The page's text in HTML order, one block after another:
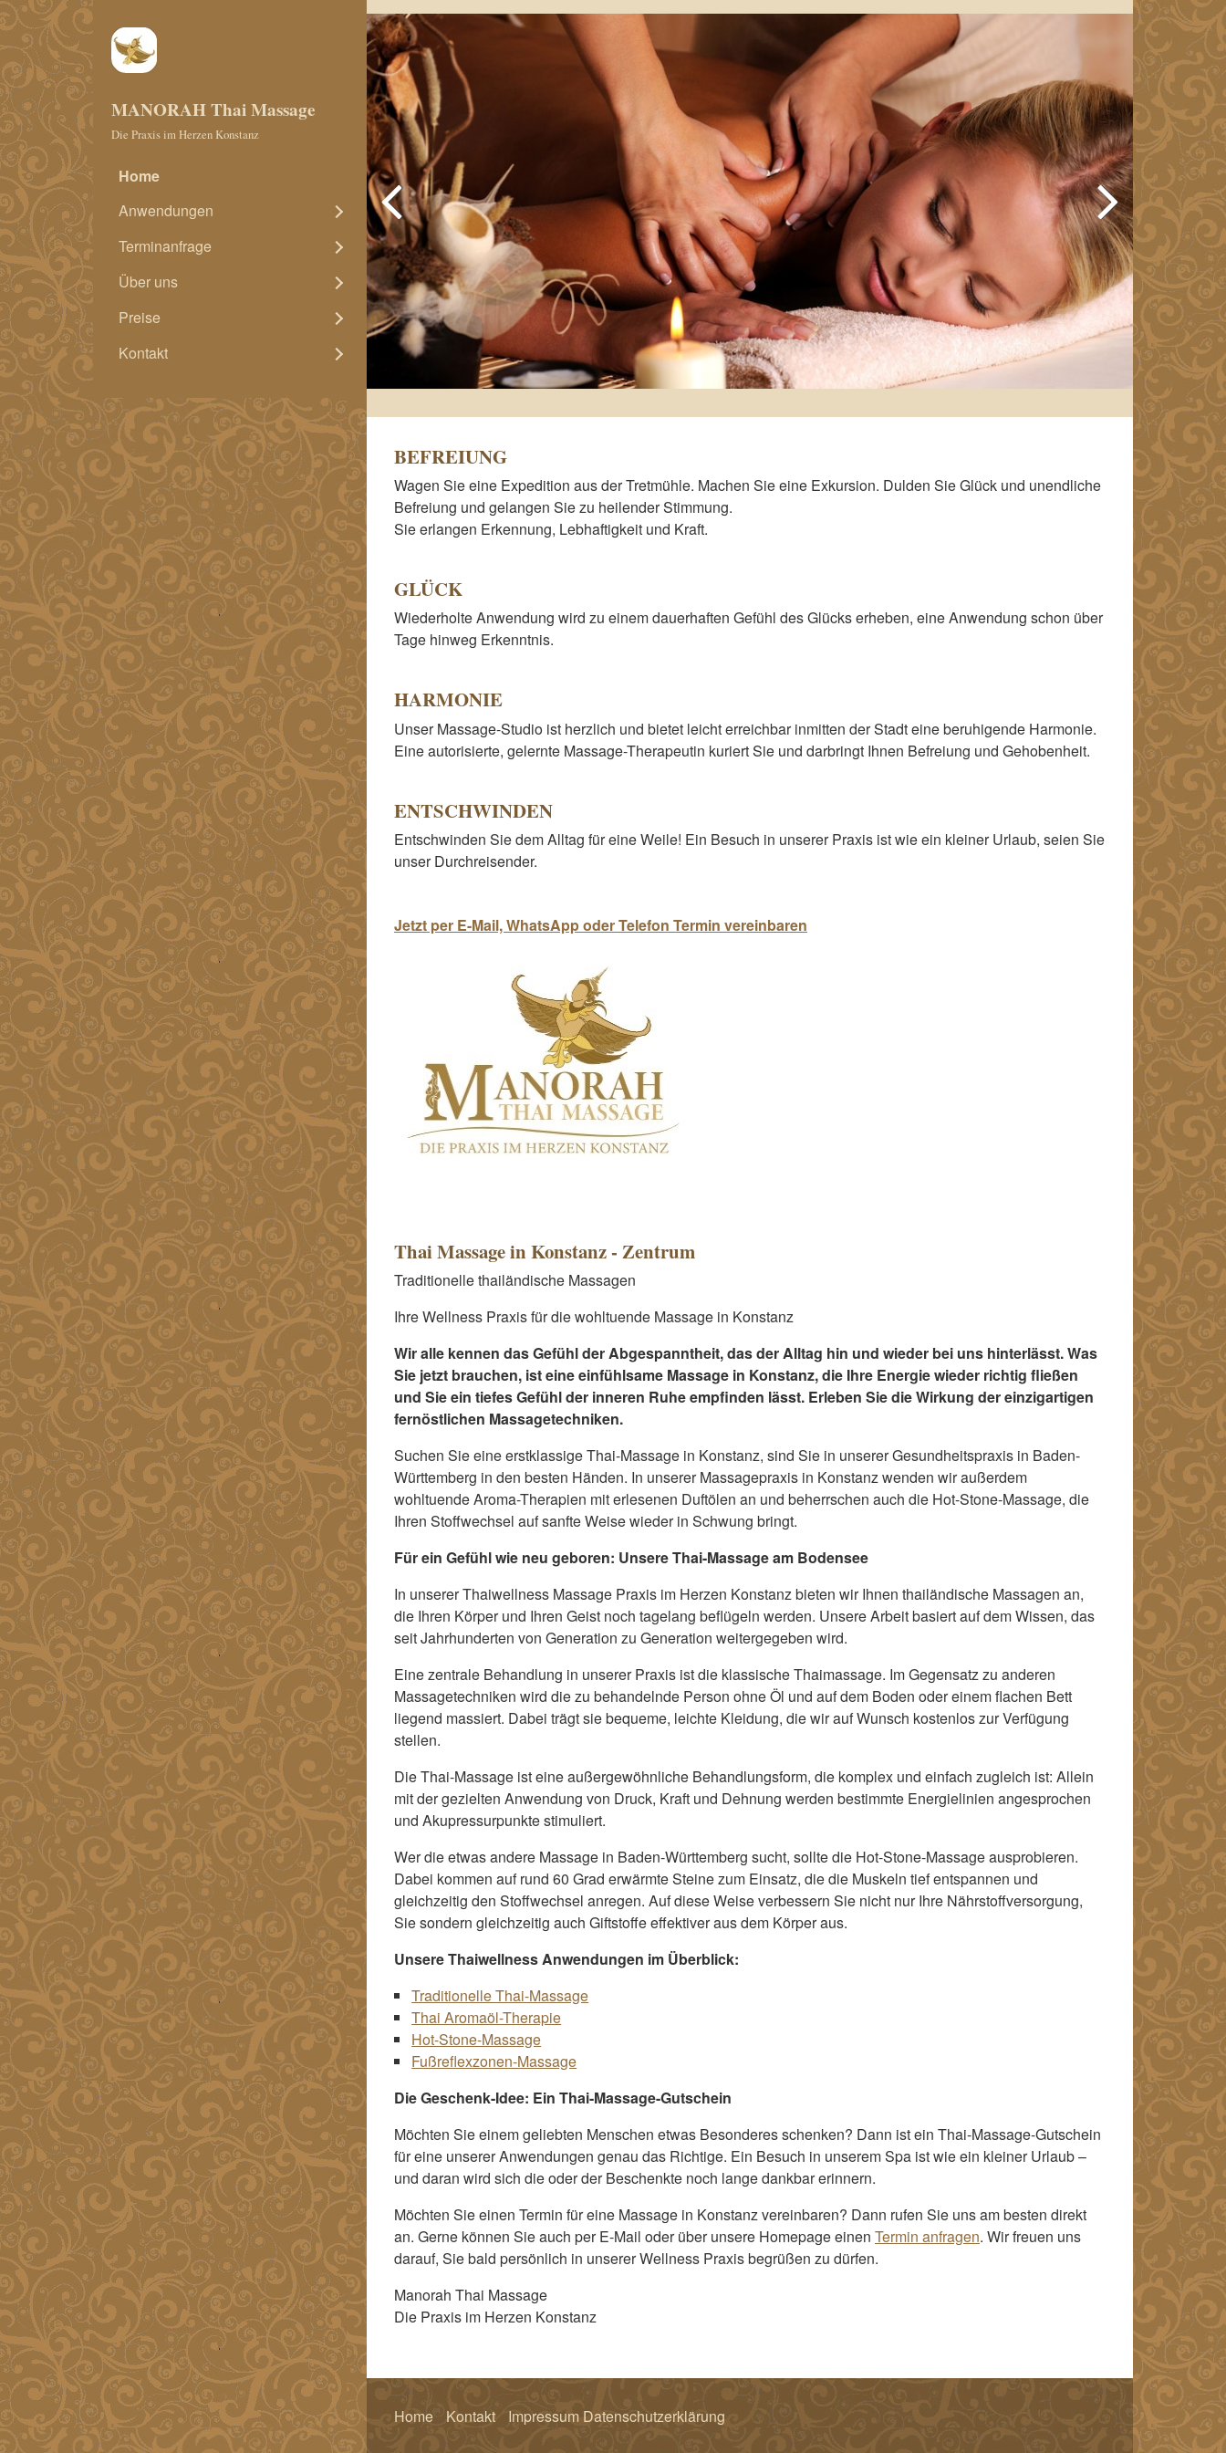
MANORAH Thai Massage
Die Praxis im Herzen Konstanz
Home
Anwendungen
Terminanfrage
Über uns
Preise
Kontakt
BEFREIUNG
Wagen Sie eine Expedition aus der Tretmühle. Machen Sie eine Exkursion. Dulden Sie Glück und unendliche
Befreiung und gelangen Sie zu heilender Stimmung.
Sie erlangen Erkennung, Lebhaftigkeit und Kraft.
GLÜCK
Wiederholte Anwendung wird zu einem dauerhaften Gefühl des Glücks erheben, eine Anwendung schon über
Tage hinweg Erkenntnis.
HARMONIE
Unser Massage-Studio ist herzlich und bietet leicht erreichbar inmitten der Stadt eine beruhigende Harmonie.
Eine autorisierte, gelernte Massage-Therapeutin kuriert Sie und darbringt Ihnen Befreiung und Gehobenheit.
ENTSCHWINDEN
Entschwinden Sie dem Alltag für eine Weile! Ein Besuch in unserer Praxis ist wie ein kleiner Urlaub, seien Sie
unser Durchreisender.
Jetzt per E-Mail, WhatsApp oder Telefon Termin vereinbaren
Thai Massage in Konstanz - Zentrum
Traditionelle thailändische Massagen
Ihre Wellness Praxis für die wohltuende Massage in Konstanz
Wir alle kennen das Gefühl der Abgespanntheit, das der Alltag hin und wieder bei uns hinterlässt. Was
Sie jetzt brauchen, ist eine einfühlsame Massage in Konstanz, die Ihre Energie wieder richtig fließen
und Sie ein tiefes Gefühl der inneren Ruhe empfinden lässt. Erleben Sie die Wirkung der einzigartigen
fernöstlichen Massagetechniken.
Suchen Sie eine erstklassige Thai-Massage in Konstanz, sind Sie in unserer Gesundheitspraxis in Baden-
Württemberg in den besten Händen. In unserer Massagepraxis in Konstanz wenden wir außerdem
wohltuende Aroma-Therapien mit erlesenen Duftölen an und beherrschen auch die Hot-Stone-Massage, die
Ihren Stoffwechsel auf sanfte Weise wieder in Schwung bringt.
Für ein Gefühl wie neu geboren: Unsere Thai-Massage am Bodensee
In unserer Thaiwellness Massage Praxis im Herzen Konstanz bieten wir Ihnen thailändische Massagen an,
die Ihren Körper und Ihren Geist noch tagelang beflügeln werden. Unsere Arbeit basiert auf dem Wissen, das
seit Jahrhunderten von Generation zu Generation weitergegeben wird.
Eine zentrale Behandlung in unserer Praxis ist die klassische Thaimassage. Im Gegensatz zu anderen
Massagetechniken wird die zu behandelnde Person ohne Öl und auf dem Boden oder einem flachen Bett
liegend massiert. Dabei trägt sie bequeme, leichte Kleidung, die wir auf Wunsch kostenlos zur Verfügung
stellen.
Die Thai-Massage ist eine außergewöhnliche Behandlungsform, die komplex und einfach zugleich ist: Allein
mit der gezielten Anwendung von Druck, Kraft und Dehnung werden bestimmte Energielinien angesprochen
und Akupressurpunkte stimuliert.
Wer die etwas andere Massage in Baden-Württemberg sucht, sollte die Hot-Stone-Massage ausprobieren.
Dabei kommen auf rund 60 Grad erwärmte Steine zum Einsatz, die die Muskeln tief entspannen und
gleichzeitig den Stoffwechsel anregen. Auf diese Weise verbessern Sie nicht nur Ihre Nährstoffversorgung,
Sie sondern gleichzeitig auch Giftstoffe effektiver aus dem Körper aus.
Unsere Thaiwellness Anwendungen im Überblick:
Traditionelle Thai-Massage
Thai Aromaöl-Therapie
Hot-Stone-Massage
Fußreflexzonen-Massage
Die Geschenk-Idee: Ein Thai-Massage-Gutschein
Möchten Sie einem geliebten Menschen etwas Besonderes schenken? Dann ist ein Thai-Massage-Gutschein
für eine unserer Anwendungen genau das Richtige. Ein Besuch in unserem Spa ist wie ein kleiner Urlaub –
und daran wird sich die oder der Beschenkte noch lange dankbar erinnern.
Möchten Sie einen Termin für eine Massage in Konstanz vereinbaren? Dann rufen Sie uns am besten direkt
an. Gerne können Sie auch per E-Mail oder über unsere Homepage einen Termin anfragen. Wir freuen uns
darauf, Sie bald persönlich in unserer Wellness Praxis begrüßen zu dürfen.
Manorah Thai Massage
Die Praxis im Herzen Konstanz
Home Kontakt Impressum Datenschutzerklärung